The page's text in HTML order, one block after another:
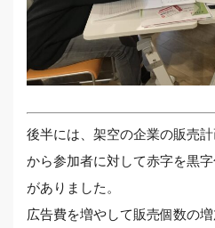
後半には、架空の企業の販売
から参加者に対して赤字を黒
がありました。
広告費を増やして販売個数の